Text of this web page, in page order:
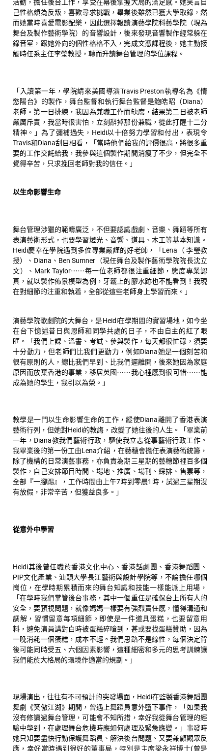
己性格頗為反叛，喜歡尋求挑戰，畢業後雖然已獲大學取錄，然
而她當時喜愛電影配樂，因此選擇報讀演藝學院科藝學院（現為
舞台及製作藝術學院）的音響設計，後來發現音響製作經常躲在
錄音室，跟她外向的個性格格不入，完成文憑課程後，她主動接
觸時任系主任李瑩教授，轉而升讀舞台管理的學位課程。
「入讀第一年，學院請來美國導演Travis Preston執導名為《情
慾陽台》的製作，舞台監督和執行舞台監督是鮑皓昭（Diana）
老師。第一日排練，我因為兼職工作而缺席，結果第二日被老師
嚴厲斥責，我當時很害怕，立刻辭掉那份兼職，從此打醒十二分
精神。」為了彌補過失，Heidi以十倍努力學習和付出，表現令
Travis和Diana刮目相看，「當時他們給我的評價很高，將很多重
要的工作交託給我，我參與這個製作期間消瘦了不少，但完全不
覺得辛苦，只求挽回老師對我的信任。」
以生命影響生命
舞台管理涉獵的範疇廣泛，不但要認識戲劇、音樂、舞蹈等所有
表演藝術形式，也要學習燈光、音響、道具、木工等基本知識。
Heidi慶幸在學院遇到多位專業嚴謹的好老師，「Lena（ 李瑩教
授）、Diana、Ben Sumner（現任舞台及製作藝術學院院長沈立
文）、Mark Taylor⋯⋯每一位老師都很注重細節，態度專業認
真，就以製作佈景模型為例，牙籤上的膠水跡也不能看到！我現
在對細節的注重和執着，全部從這些老師身上學習而來。」
演藝學院歌劇院的大舞台，是Heidi在學期間的實習場地，如今坐
在台下憶述昔日與恩師和同學共處的日子，不由自主的紅了眼
眶。「我們上課、溫書、考試、參與製作，每天都很忙碌，須要
十分勤力，但老師們比我們更勤力，例如Diana她是一個刻苦和
很有原則的人，總比我們早到、比我們遲離開，後來她因為家庭
原因而放棄香港的事業，移居英國⋯⋯我心裡感到很可惜⋯⋯能
成為她的學生，我引以為榮。」
教學是一門以生命影響生命的工作，縱使Diana離開了香港表演
藝術行列，但她對Heidi的教誨，改變了她往後的人生。「畢業前
一年，Diana教我們藝術行政，驅使我立志從事藝術行政工作。
我畢業後的第一份工由Lena介紹，在藝穗會擔任表演藝術統籌，
除了機構的日常演藝事務，亦負責為期三星期的藝穗節裡百多個
製作，自己安排節目時間、場地、推廣、場刊、綵排、售票等，
全部『一腳踢』，工作時間由上午7時到零晨1時，試過三星期沒
有放假，非常辛苦，但獲益良多。」
從意外中學習
Heidi其後曾任職於香港文化中心、香港話劇團、香港舞蹈團、
PIP文化產業、汕頭大學長江藝術與設計學院等，不論擔任哪個
崗位，在學時期累積而來的舞台知識和技能一樣能派上用場，
「在學時我們掌管後台事務，其中一個重任是確保台上所有人的
安全，要預視問題，就像媽媽一樣要有強烈責任感，懂得溝通和
調解，習慣留意每項細節。即使是一件道具蛋糕，也要留意用
料，避免演員講對白時被蛋糕碎嗆到，甚或要找蛋糕贊助，因為
一晚消耗一個蛋糕，成本不輕。我們思路不是線性，每個決定背
後可能同時受五、六個因素影響，這種細密和多元的思考訓練讓
我們能於大格局的環境作適當的規劃。」
現場演出，往往有不可預計的突發場面，Heidi在監製香港舞蹈團
舞劇《笑傲江湖》期間，曾遇上舞蹈員意外墮下事件，「如果我
沒有修讀過舞台管理，可能會不知所措，幸好我從舞台管理的經
驗中學到，在處理舞台危機時應如何處理及緊急應變。」事發時
她只知要盡快行動保護舞蹈員、解決後台問題、又要兼顧觀眾反
應，幸好當時遇到很好的董事局，特別是主席梁永祥博士(曾是